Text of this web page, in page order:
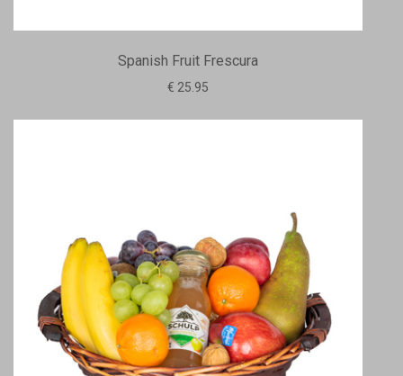
Spanish Fruit Frescura
€ 25.95